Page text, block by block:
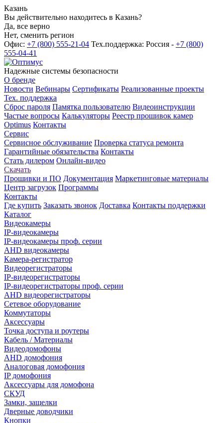
Казань
Вы действительно находитесь в Казань?
Да, все верно
Нет, сменить регион
Офис: +7 (800) 555-21-04 Тех.поддержка: Россия - +7 (800)
555-04-41
Надежные системы безопасности
О бренде
Новости Вебинары Сертификаты Реализованные проекты
Тех. поддержка
Сброс пароля Памятка пользователю Видеоинструкции
Частые вопросы Калькуляторы Реестр прошивок камер
Optimus Контакты
Сервис
Сервисное обслуживание Проверка статуса ремонта
Гарантийные обязательства Контакты
Стать дилером Онлайн-видео
Скачать
Прошивки и ПО Документация Маркетинговые материалы
Центр загрузок Программы
Контакты
Где купить Заказать звонок Доставка Контакты поддержки
Каталог
Видеокамеры
IP-видеокамеры
IP-видеокамеры проф. серии
AHD видеокамеры
Камера-регистратор
Видеорегистраторы
IP-видеорегистраторы
IP-видеорегистраторы проф. серии
AHD видеорегистраторы
Сетевое оборудование
Коммутаторы
Аксессуары
Точка доступа и роутеры
Кабель / Материалы
Видеодомофоны
AHD домофония
Аналоговая домофония
IP домофония
Аксессуары для домофона
СКУД
Замки, защелки
Дверные доводчики
Кнопки